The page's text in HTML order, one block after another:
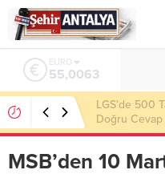
6.543,59
Latif
Federasyonu
MSB’den 10